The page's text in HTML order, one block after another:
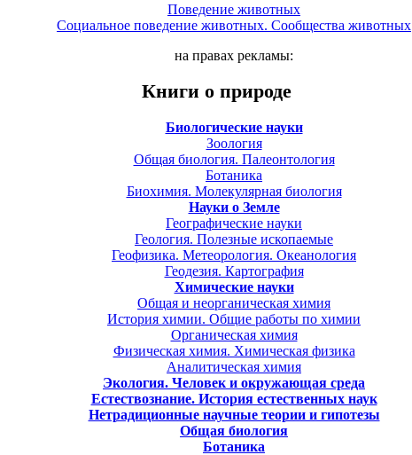
Поведение животных
Социальное поведение животных. Сообщества животных
на правах рекламы:
Книги о природе
Биологические науки
Зоология
Общая биология. Палеонтология
Ботаника
Биохимия. Молекулярная биология
Науки о Земле
Географические науки
Геология. Полезные ископаемые
Геофизика. Метеорология. Океанология
Геодезия. Картография
Химические науки
Общая и неорганическая химия
История химии. Общие работы по химии
Органическая химия
Физическая химия. Химическая физика
Аналитическая химия
Экология. Человек и окружающая среда
Естествознание. История естественных наук
Нетрадиционные научные теории и гипотезы
Общая биология
Ботаника